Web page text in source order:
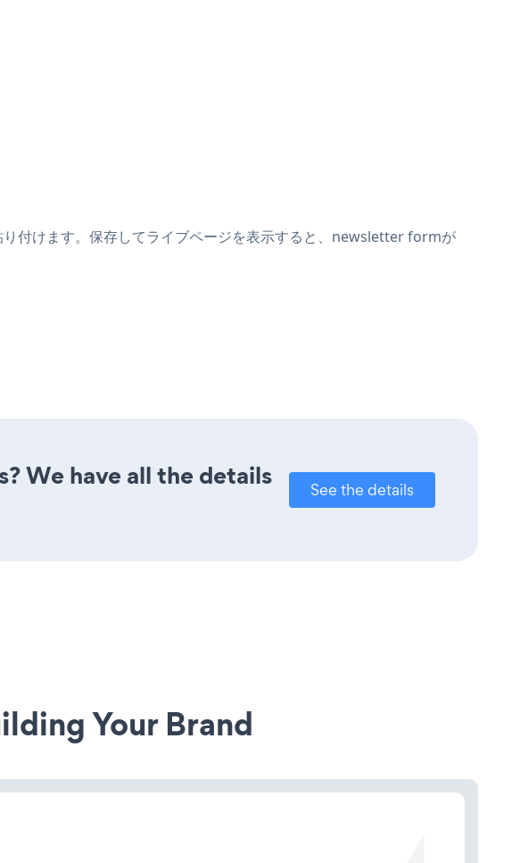
付けます。保存してライブページを表示すると、newsletter formが
We have all the details
See the details
Your Brand